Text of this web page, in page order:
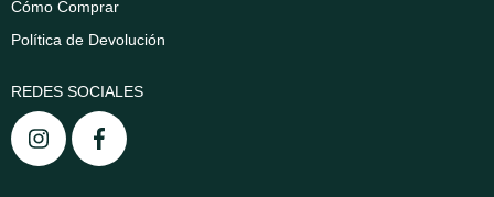
Cómo Comprar
Política de Devolución
REDES SOCIALES